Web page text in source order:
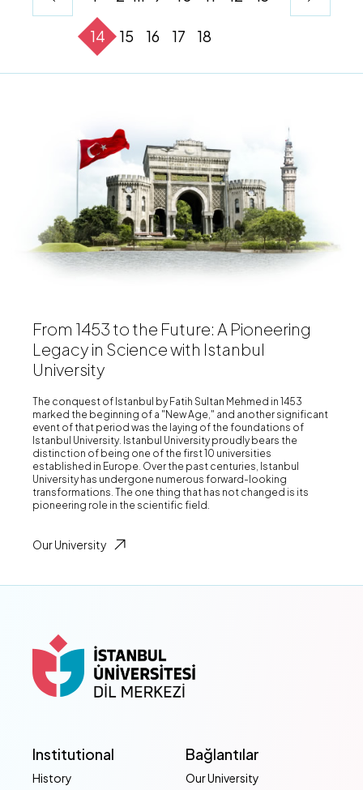
14 15 16 17 18
From 1453 to the Future: A Pioneering
Legacy in Science with Istanbul
University
The conquest of Istanbul by Fatih Sultan Mehmed in 1453
marked the beginning of a "New Age," and another significant
event of that period was the laying of the foundations of
Istanbul University. Istanbul University proudly bears the
distinction of being one of the first 10 universities
established in Europe. Over the past centuries, Istanbul
University has undergone numerous forward-looking
transformations. The one thing that has not changed is its
pioneering role in the scientific field.
Our University
Institutional
History
Bağlantılar
Our University